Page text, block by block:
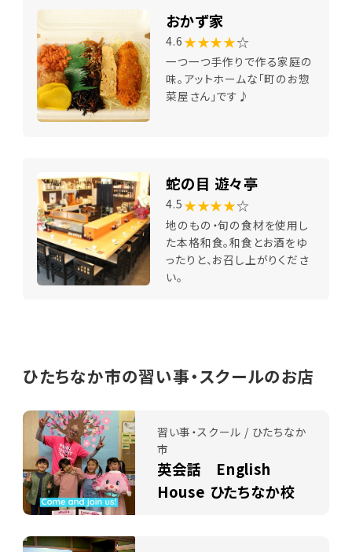
おかず家
4.6 ★★★★☆
一つ一つ手作りで作る家庭の
味。アットホームな「町のお惣
菜屋さん」です♪
蛇の目 遊々亭
4.5 ★★★★☆
地のもの・旬の食材を使用し
た本格和食。和食とお酒をゆ
ったりと、お召し上がりくださ
い。
ひたちなか市の習い事・スクールのお店
習い事・スクール / ひたちなか
市
英会話 English
House ひたちなか校